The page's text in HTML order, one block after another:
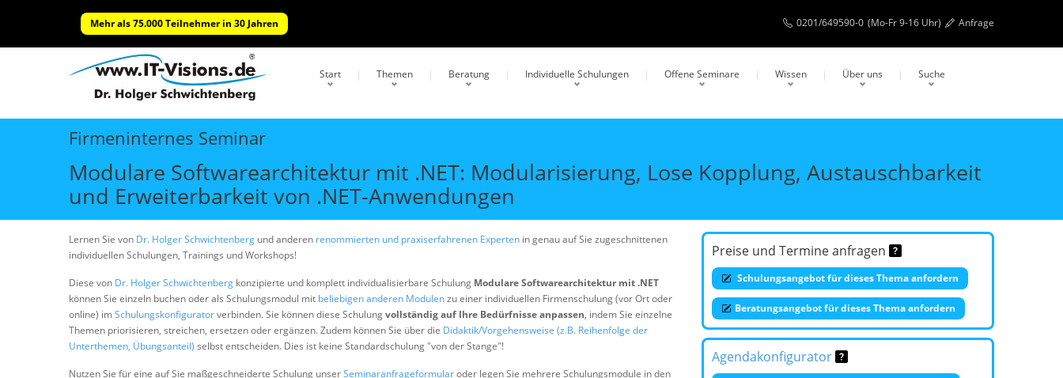
Mehr als 75.000 Teilnehmer in 30 Jahren 0201/649590-0 (Mo-Fr 9-16 Uhr) Anfrage
Start Themen Beratung Individuelle Schulungen Offene Seminare Wissen Über uns Suche
Firmeninternes Seminar
Modulare Softwarearchitektur mit .NET: Modularisierung, Lose Kopplung, Austauschbarkeit
und Erweiterbarkeit von .NET-Anwendungen
Lernen Sie von Dr. Holger Schwichtenberg und anderen renommierten und praxiserfahrenen Experten in genau auf Sie zugeschnittenen
individuellen Schulungen, Trainings und Workshops!
Diese von Dr. Holger Schwichtenberg konzipierte und komplett individualisierbare Schulung Modulare Softwarearchitektur mit .NET
können Sie einzeln buchen oder als Schulungsmodul mit beliebigen anderen Modulenzu einer individuellen Firmenschulung (vor Ort oder
online) imSchulungskonfiguratorverbinden. Sie können diese Schulungvollständig auf Ihre Bedürfnisse anpassen, indem Sie einzelne
Themen priorisieren, streichen, ersetzen oder ergänzen. Zudem können Sie über die Didaktik/Vorgehensweise (z.B. Reihenfolge der
Unterthemen, Übungsanteil) selbst entscheiden. Dies ist keine Standardschulung "von der Stange"!
Nutzen Sie für eine auf Sie maßgeschneiderte Schulung unserSeminaranfrageformularoder legen Sie mehrere Schulungsmodule in den
Preise und Termine anfragen
Schulungsangebot für dieses Thema anfordern
Beratungsangebot für dieses Thema anfordern
Agendakonfigurator